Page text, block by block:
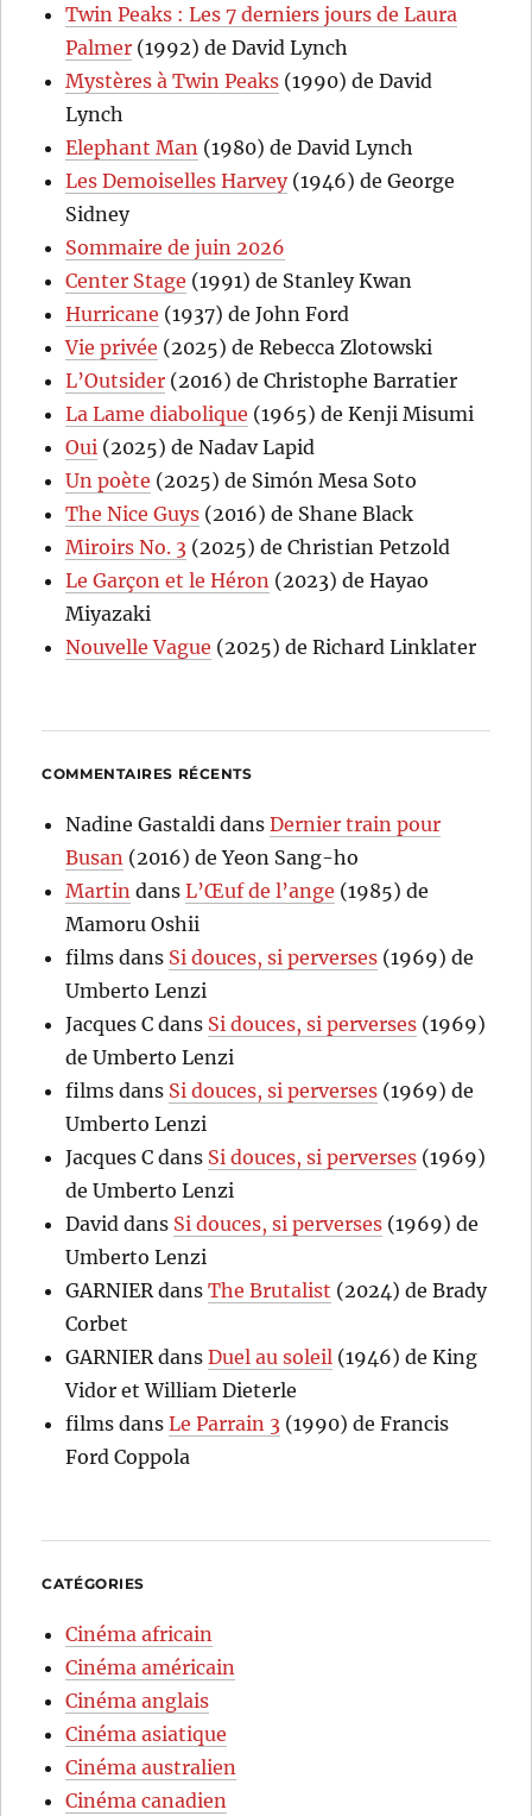
Twin Peaks : Les 7 derniers jours de Laura
Palmer (1992) de David Lynch
Mystères à Twin Peaks (1990) de David
Lynch
Elephant Man (1980) de David Lynch
Les Demoiselles Harvey(1946) de George
Sidney
Sommaire de juin 2026
Center Stage (1991) de Stanley Kwan
Hurricane (1937) de John Ford
Vie privée (2025) de Rebecca Zlotowski
L’Outsider (2016) de Christophe Barratier
La Lame diabolique (1965) de Kenji Misumi
Oui (2025) de Nadav Lapid
Un poète (2025) de Simón Mesa Soto
The Nice Guys (2016) de Shane Black
Miroirs No. 3 (2025) de Christian Petzold
Le Garçon et le Héron (2023) de Hayao
Miyazaki
Nouvelle Vague (2025) de Richard Linklater
COMMENTAIRES RÉCENTS
Nadine Gastaldi dansDernier train pour
Busan (2016) de Yeon Sang-ho
Martin dansL’Œuf de l’ange (1985) de
Mamoru Oshii
films dans Si douces, si perverses (1969) de
Umberto Lenzi
Jacques C dans Si douces, si perverses (1969)
de Umberto Lenzi
films dans Si douces, si perverses (1969) de
Umberto Lenzi
Jacques C dans Si douces, si perverses (1969)
de Umberto Lenzi
David dans Si douces, si perverses (1969) de
Umberto Lenzi
GARNIER dansThe Brutalist (2024) de Brady
Corbet
GARNIER dansDuel au soleil (1946) de King
Vidor et William Dieterle
films dansLe Parrain 3 (1990) de Francis
Ford Coppola
CATÉGORIES
Cinéma africain
Cinéma américain
Cinéma anglais
Cinéma asiatique
Cinéma australien
Cinéma canadien